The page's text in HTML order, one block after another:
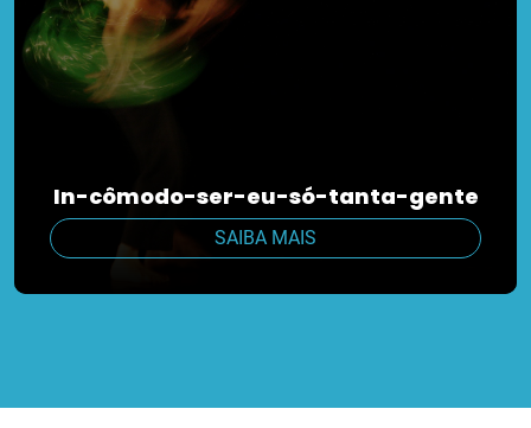
In-cômodo-ser-eu-só-tanta-gente
SAIBA MAIS